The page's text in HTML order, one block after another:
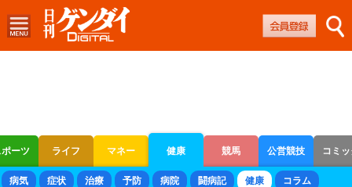
ーツ ライフ マネー 健康 競馬 公営競技 コミ
ボートレース 競輪 オートレース
病気 症状 治療 予防 病院 闘病記 健康 コラム